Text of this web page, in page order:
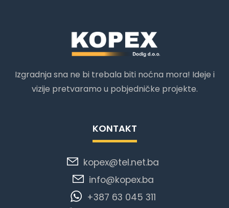
Izgradnja sna ne bi trebala biti noćna mora! Ideje i
vizije pretvaramo u pobjedničke projekte.
KONTAKT
kopex@tel.net.ba
info@kopex.ba
+387 63 045 311